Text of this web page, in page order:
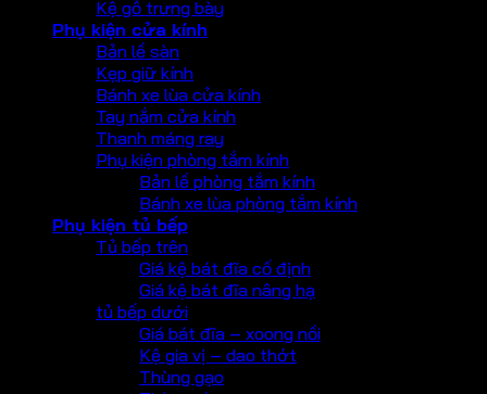
Kệ gỗ trưng bày
Phụ kiện cửa kính
Bản lề sàn
Kẹp giữ kính
Bánh xe lùa cửa kính
Tay nắm cửa kính
Thanh máng ray
Phụ kiện phòng tắm kính
Bản lề phòng tắm kính
Bánh xe lùa phòng tắm kính
Phụ kiện tủ bếp
Tủ bếp trên
Giá kệ bát đĩa cố định
Giá kệ bát đĩa nâng hạ
tủ bếp dưới
Giá bát đĩa – xoong nồi
Kệ gia vị – dao thớt
Thùng gạo